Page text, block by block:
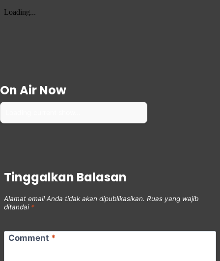
On Air Now
Tinggalkan Balasan
Alamat email Anda tidak akan dipublikasikan. Ruas yang wajib
ditandai *
Comment *